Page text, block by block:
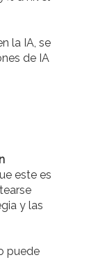
la IA, se
de IA
este es
y las
puede